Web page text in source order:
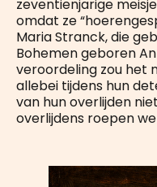
zeventienjarige
omdat ze
Maria Stranck, die
Bohemen geboren
veroordeling zou het
allebei tijdens hun
van hun overlijden
overlijdens roepen